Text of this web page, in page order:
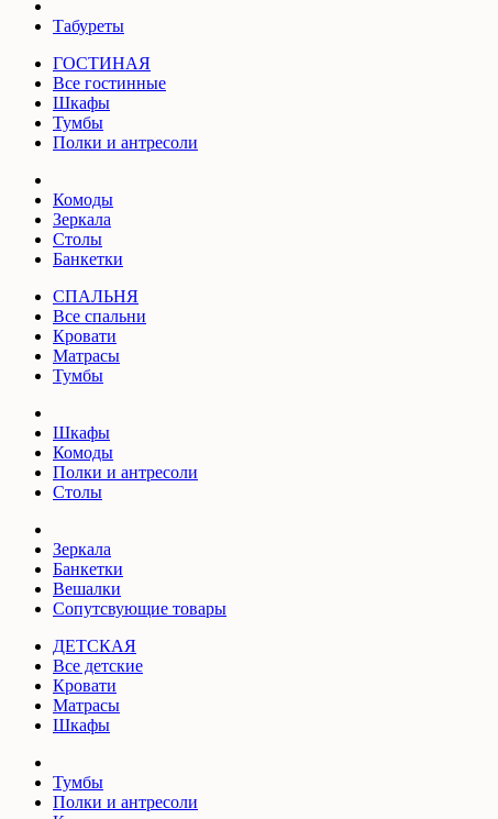
Табуреты
ГОСТИНАЯ
Все гостинные
Шкафы
Тумбы
Полки и антресоли
Комоды
Зеркала
Столы
Банкетки
СПАЛЬНЯ
Все спальни
Кровати
Матрасы
Тумбы
Шкафы
Комоды
Полки и антресоли
Столы
Зеркала
Банкетки
Вешалки
Сопутсвующие товары
ДЕТСКАЯ
Все детские
Кровати
Матрасы
Шкафы
Тумбы
Полки и антресоли